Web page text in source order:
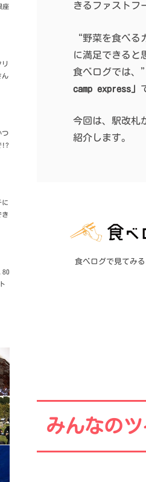
きるファストフ
“野菜を食べる
に満足できると
食べログでは、
camp express」
今回は、駅改札
紹介します。
食べログで見てみる
みんなの
座
ん
つ
!?
に
き